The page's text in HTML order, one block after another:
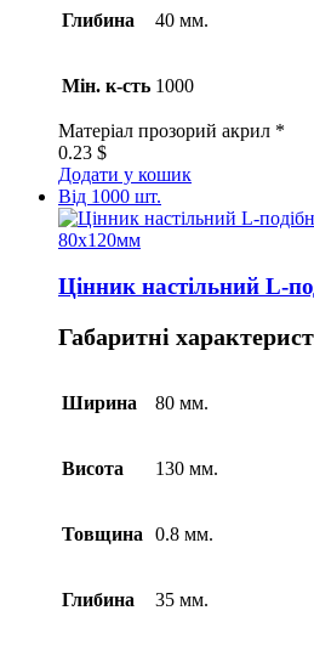
Глибина 40 мм.
Мін. к-сть 1000
Матеріал прозорий акрил *
0.23 $
Додати у кошик
Від 1000 шт.
Цінник настільний L-
Габаритні
Ширина 80 мм.
Висота 130 мм.
Товщина 0.8 мм.
Глибина 35 мм.